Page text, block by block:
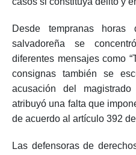
Desde tempranas
salvadoreña se
diferentes mensajes como
consignas también se
acusación del
atribuyó una falta que
de acuerdo al artículo 392
Las defensoras de